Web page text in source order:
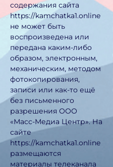
содержания сайта
https://kamchatka1.online
не может быть
воспроизведена или
передана каким-либо
образом, электронным,
механическим, методом
фотокопирования,
записи или как-то ещё
без письменного
разрешения ООО
«Масс-Медиа Центр». На
сайте
https://kamchatka1.online
размещаются
материалы телеканала